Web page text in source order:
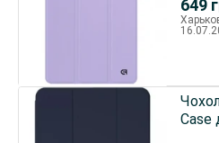
649
Case